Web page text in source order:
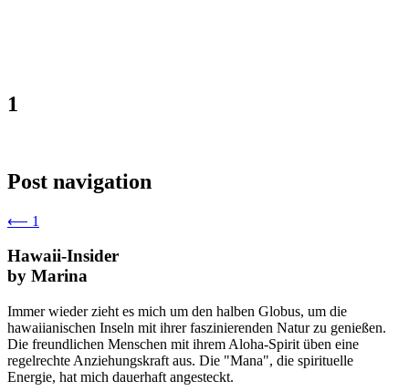
1
Post navigation
⟵ 1
Hawaii-Insider
by Marina
Immer wieder zieht es mich um den halben Globus, um die
hawaiianischen Inseln mit ihrer faszinierenden Natur zu genießen.
Die freundlichen Menschen mit ihrem Aloha-Spirit üben eine
regelrechte Anziehungskraft aus. Die "Mana", die spirituelle
Energie, hat mich dauerhaft angesteckt.